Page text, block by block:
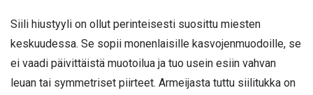
Siili hiustyyli on ollut perinteisesti suosittu miesten
keskuudessa. Se sopii monenlaisille kasvojenmuodoille, se
ei vaadi päivittäistä muotoilua ja tuo usein esiin vahvan
leuan tai symmetriset piirteet. Armeijasta tuttu siilitukka on